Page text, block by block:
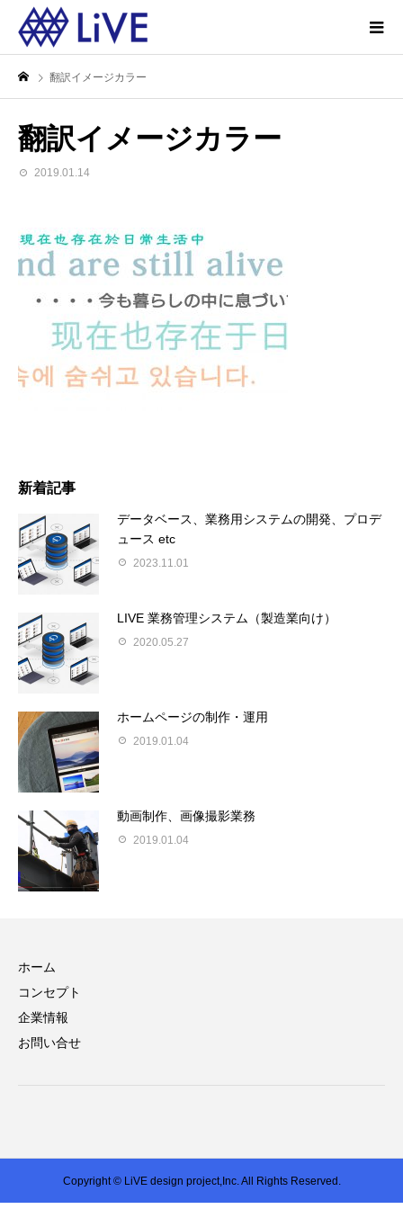
翻訳イメージカラー
翻訳イメージカラー
2019.01.14
新着記事
データベース、業務用システムの開発、プロデ
ュース etc
2023.11.01
LIVE 業務管理システム（製造業向け）
2020.05.27
ホームページの制作・運用
2019.01.04
動画制作、画像撮影業務
2019.01.04
ホーム
コンセプト
企業情報
お問い合せ
Copyright © LiVE design project,Inc. All Rights Reserved.